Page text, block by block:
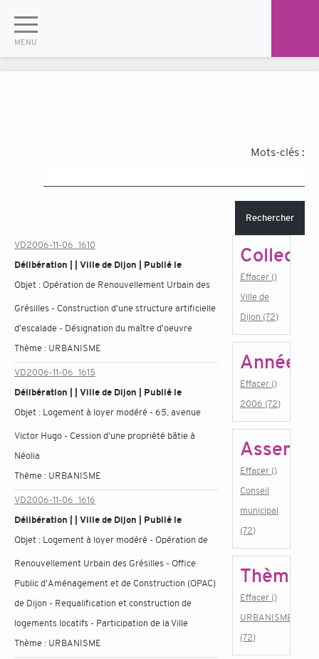
Mots-clés :
Rechercher
VD2006-11-06_1610
Délibération | | Ville de Dijon | Publié le
Objet : Opération de Renouvellement Urbain des
Grésilles - Construction d'une structure artificielle
d'escalade - Désignation du maître d'oeuvre
Thème : URBANISME
VD2006-11-06_1615
Délibération | | Ville de Dijon | Publié le
Objet : Logement à loyer modéré - 65, avenue
Victor Hugo - Cession d'une propriété bâtie à
Néolia
Thème : URBANISME
VD2006-11-06_1616
Délibération | | Ville de Dijon | Publié le
Objet : Logement à loyer modéré - Opération de
Renouvellement Urbain des Grésilles - Office
Public d'Aménagement et de Construction (OPAC)
de Dijon - Requalification et construction de
logements locatifs - Participation de la Ville
Thème : URBANISME
Effacer ()
Ville de
Dijon (72)
Année
Effacer ()
2006 (72)
Effacer ()
Conseil
municipal
(72)
Thème
Effacer ()
URBANISME
(72)